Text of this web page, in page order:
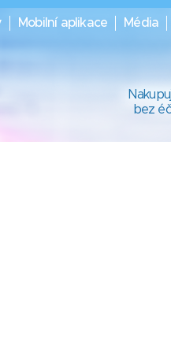
Mobilní aplikace Média
bez